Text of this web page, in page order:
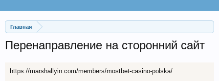
Главная
Перенаправление на сторонний сайт
https://marshallyin.com/members/mostbet-casino-polska/